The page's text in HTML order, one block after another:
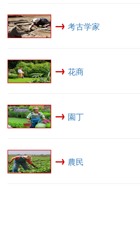
→ 考古学家
→ 花商
→ 園丁
→ 農民